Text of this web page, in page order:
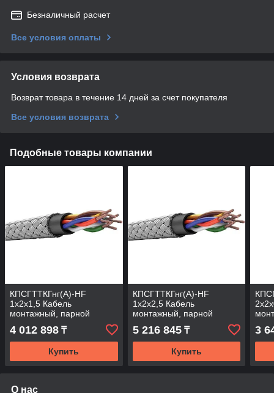
Безналичный расчет
Все условия оплаты
Условия возврата
Возврат товара в течение 14 дней за счет покупателя
Все условия возврата
Подобные товары компании
КПСГТТКГнг(А)-HF
1х2х1,5 Кабель
монтажный, парной
скрутки, с изоляцией и
оболочкой из полимерной
композиции не
4 012 898 ₸
Купить
КПСГТТКГнг(А)-HF
1х2х2,5 Кабель
монтажный, парной
скрутки, с изоляцией и
оболочкой из полимерной
композиции не
5 216 845₸
Купить
3
О нас